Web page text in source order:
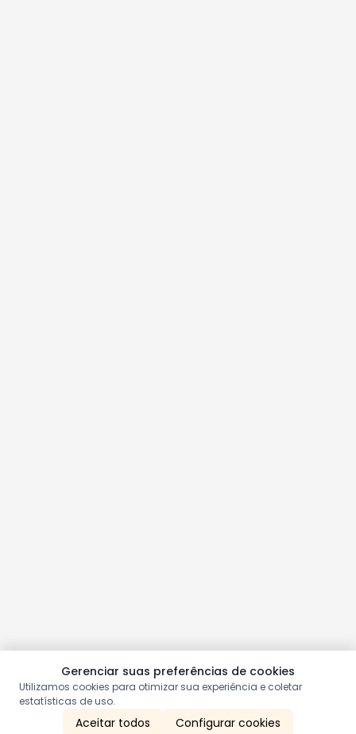
Gerenciar suas preferências de cookies
Utilizamos cookies para otimizar sua experiência e coletar
estatísticas de uso.
Aceitar todos Configurar cookies